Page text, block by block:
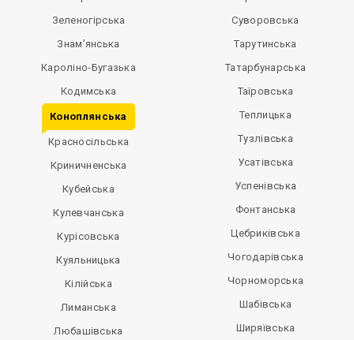
Зеленогірська
Знам’янська
Кароліно-Бугазька
Кодимська
Коноплянська
Красносільська
Криничненська
Кубейська
Кулевчанська
Курісовська
Куяльницька
Кілійська
Лиманська
Любашівська
Суворовська
Тарутинська
Татарбунарська
Таїровська
Теплицька
Тузлівська
Усатівська
Успенівська
Фонтанська
Цебриківська
Чогодарівська
Чорноморська
Шабівська
Ширяївська